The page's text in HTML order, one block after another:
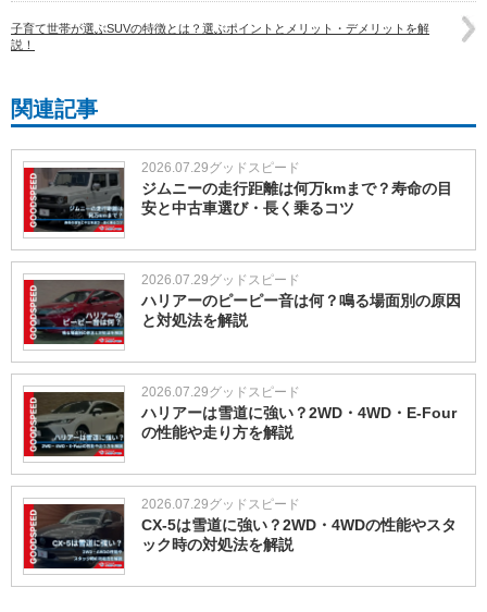
子育て世帯が選ぶSUVの特徴とは？選ぶポイントとメリット・デメリットを解
説！
関連記事
2026.07.29グッドスピード
ジムニーの走行距離は何万kmまで？寿命の目
安と中古車選び・長く乗るコツ
2026.07.29グッドスピード
ハリアーのピーピー音は何？鳴る場面別の原因
と対処法を解説
2026.07.29グッドスピード
ハリアーは雪道に強い？2WD・4WD・E-Four
の性能や走り方を解説
2026.07.29グッドスピード
CX-5は雪道に強い？2WD・4WDの性能やスタ
ック時の対処法を解説